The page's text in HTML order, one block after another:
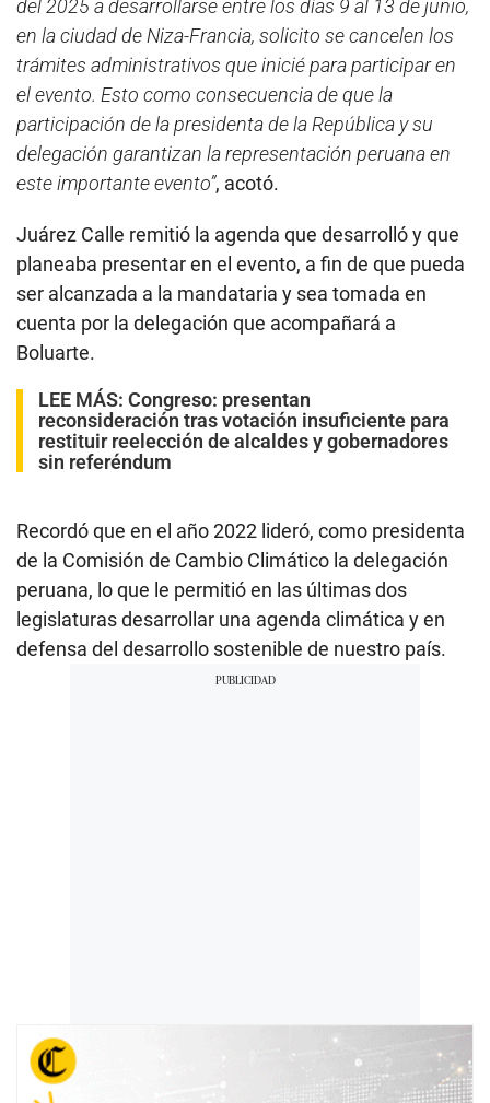
del 2025 a desarrollarse entre los días 9 al 13 de junio,
en la ciudad de Niza-Francia, solicito se cancelen los
trámites administrativos que inicié para participar en
el evento. Esto como consecuencia de que la
participación de la presidenta de la República y su
delegación garantizan la representación peruana en
este importante evento”, acotó.
Juárez Calle remitió la agenda que desarrolló y que
planeaba presentar en el evento, a fin de que pueda
ser alcanzada a la mandataria y sea tomada en
cuenta por la delegación que acompañará a
Boluarte.
LEE MÁS: Congreso: presentan
reconsideración tras votación insuficiente para
restituir reelección de alcaldes y gobernadores
sin referéndum
Recordó que en el año 2022 lideró, como presidenta
de la Comisión de Cambio Climático la delegación
peruana, lo que le permitió en las últimas dos
legislaturas desarrollar una agenda climática y en
defensa del desarrollo sostenible de nuestro país.